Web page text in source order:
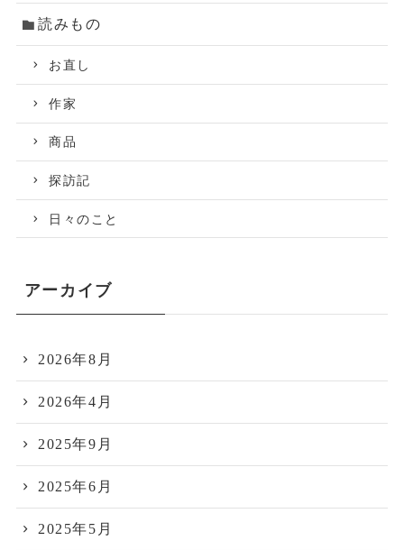
読みもの
お直し
作家
商品
探訪記
日々のこと
アーカイブ
2026年8月
2026年4月
2025年9月
2025年6月
2025年5月